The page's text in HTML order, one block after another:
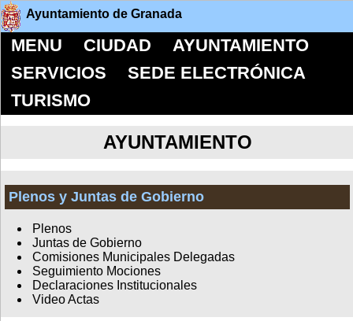
Ayuntamiento de Granada
MENU CIUDAD
AYUNTAMIENTO
SERVICIOS
SEDE ELECTRÓNICA
TURISMO
AYUNTAMIENTO
Plenos y Juntas de Gobierno
Plenos
Juntas de Gobierno
Comisiones Municipales Delegadas
Seguimiento Mociones
Declaraciones Institucionales
Video Actas